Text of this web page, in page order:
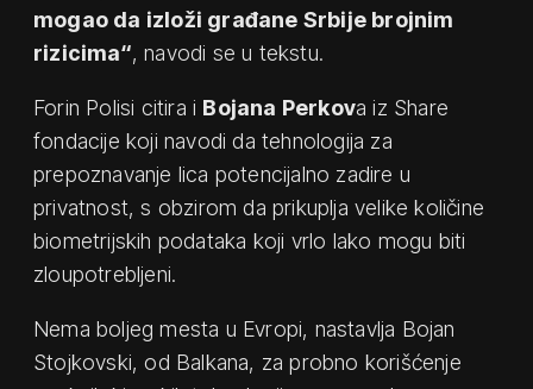
mogao da izloži građane Srbije brojnim
rizicima“, navodi se u tekstu.
Forin Polisi citira i Bojana Perkova iz Share
fondacije koji navodi da tehnologija za
prepoznavanje lica potencijalno zadire u
privatnost, s obzirom da prikuplja velike količine
biometrijskih podataka koji vrlo lako mogu biti
zloupotrebljeni.
Nema boljeg mesta u Evropi, nastavlja Bojan
Stojkovski, od Balkana, za probno korišćenje